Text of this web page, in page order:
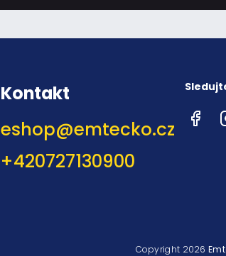
Kontakt
eshop@emtecko.cz
+420727130900
Copyright 2026